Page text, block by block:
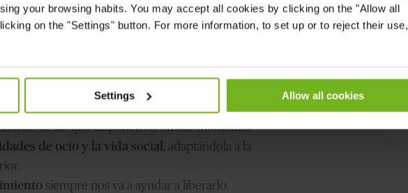
your browsing habits. You may accept all cookies by clicking on the "Allow all
on the "Settings" button. For more information, to set up or to reject their use,
Settings Allow all cookies
nuestro proyecto de vida:
el transcurso del tiempo.
estos sentimientos son injustificados. Es fácil juzgar
aquello que creemos que es lo mejor, y lo
de las que disponemos en ese momento.
de ocio y la vida social , adaptándola a la
siempre nos va a ayudar a liberarlo.